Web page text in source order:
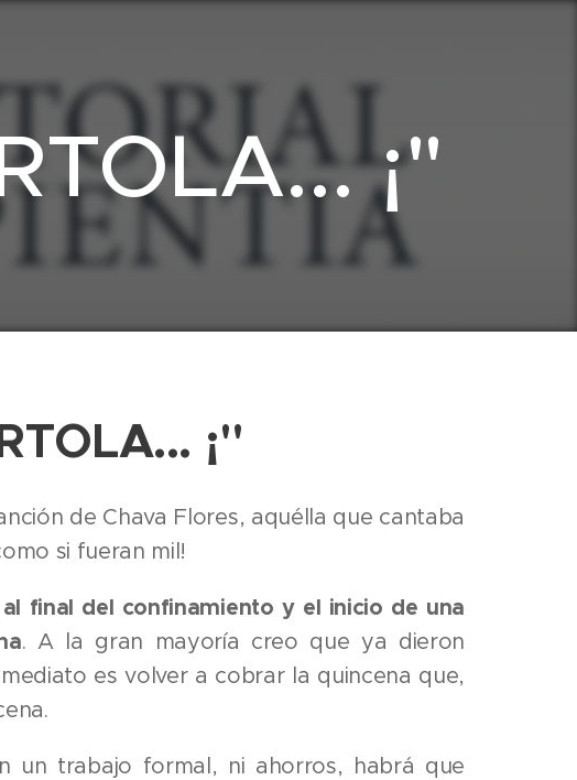
¡"
¡"
de Chava Flores, aquélla que cantaba
si fueran mil!
final del confinamiento y el inicio de una
. A la gran mayoría creo que ya dieron
es volver a cobrar la quincena que,
un trabajo formal, ni ahorros, habrá que